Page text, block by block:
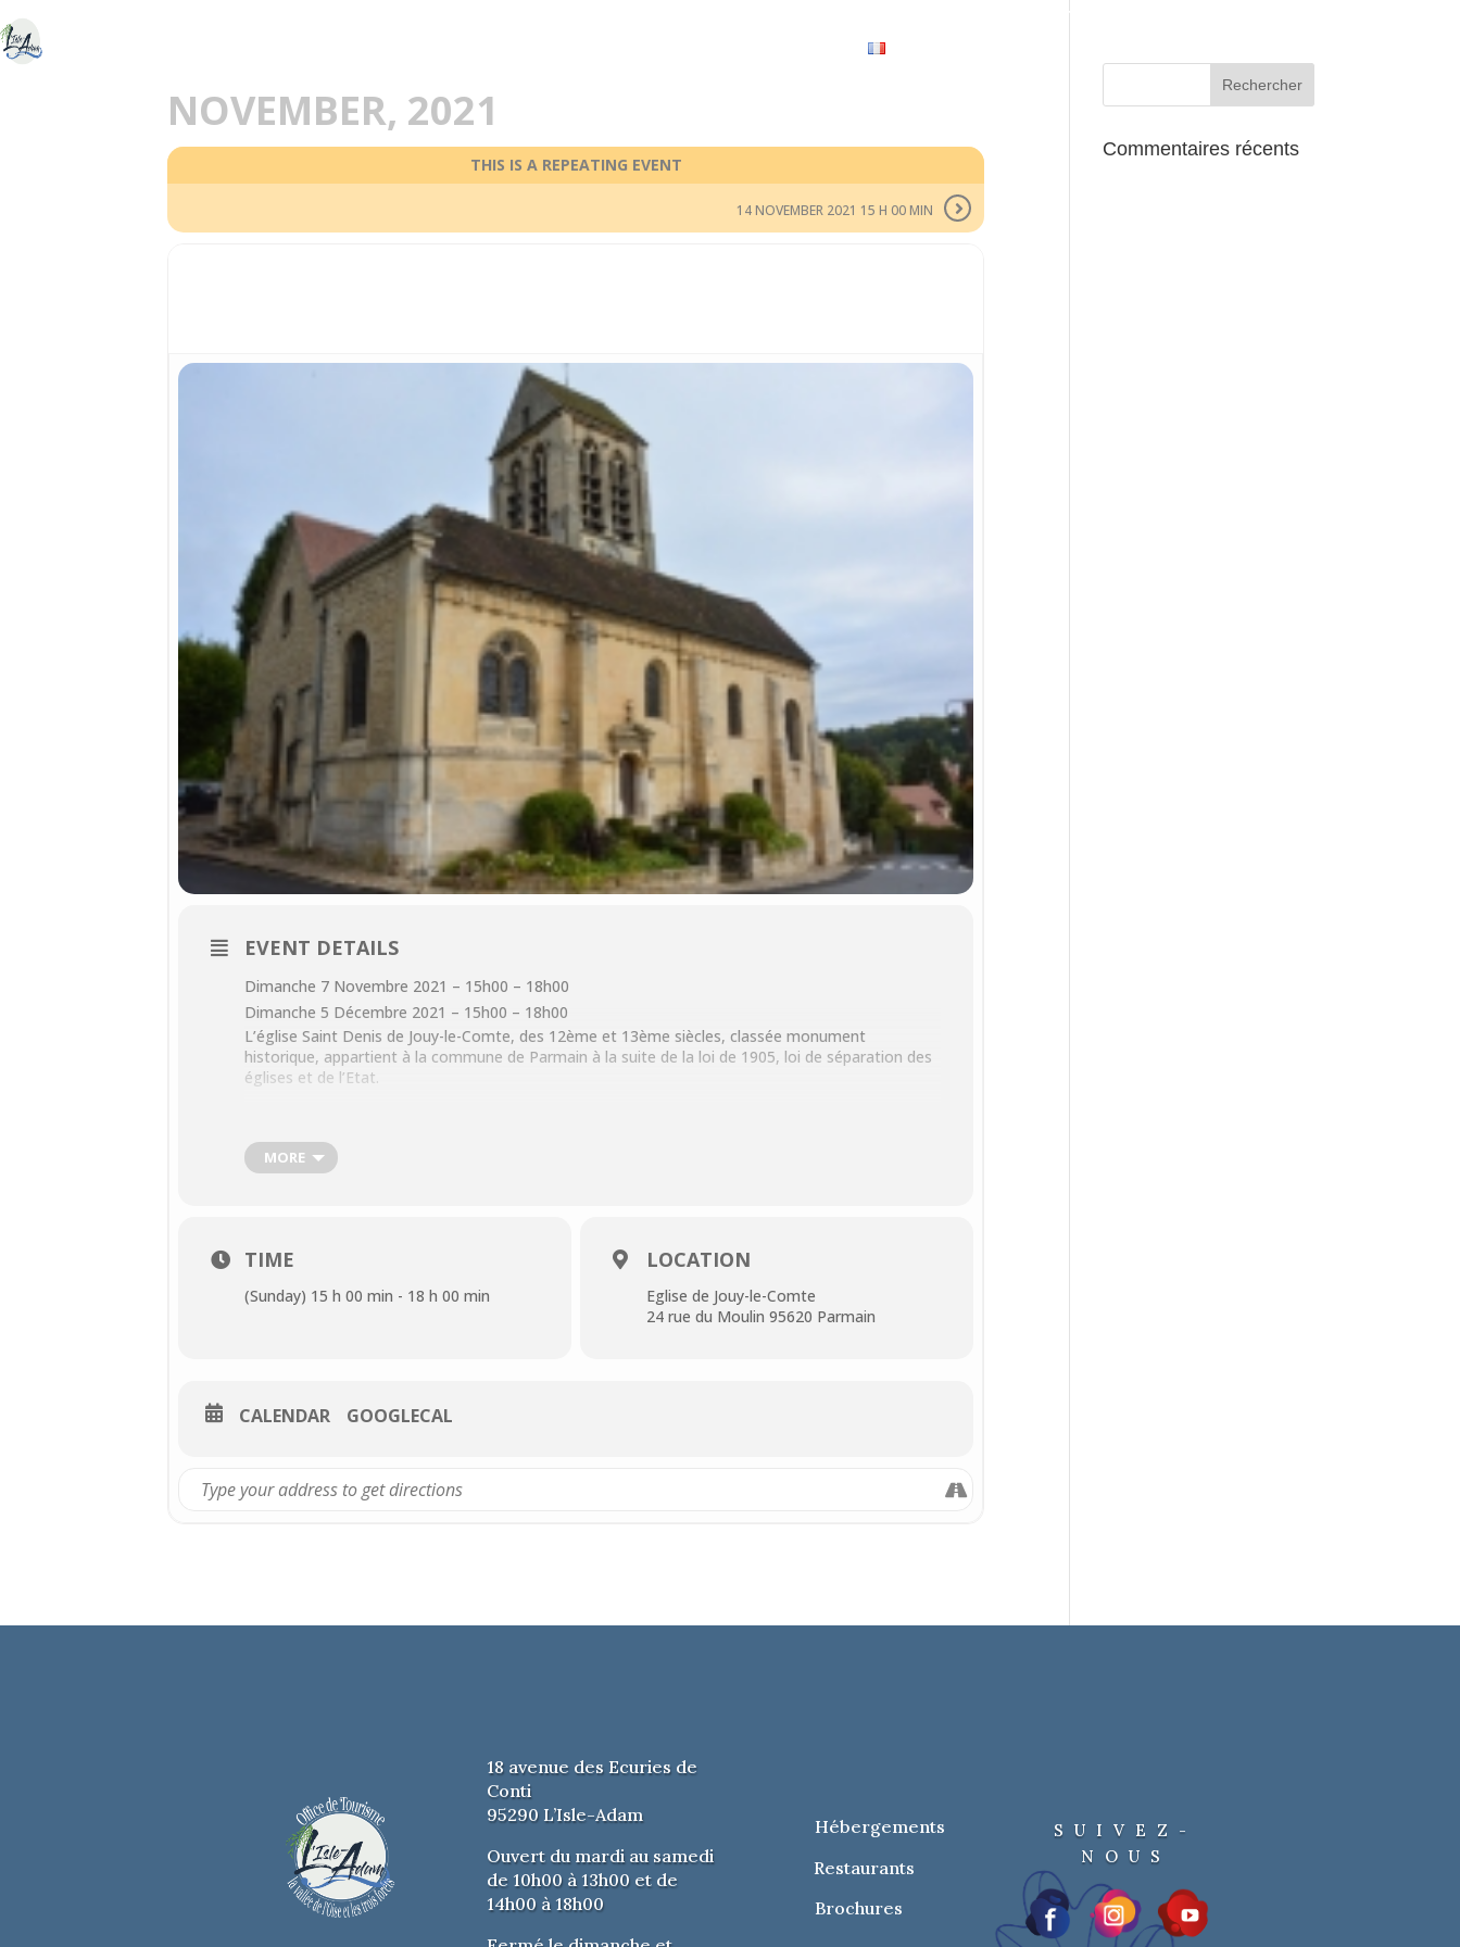
AUX ALENTOURS
NOVEMBER, 2021
THIS IS A REPEATING EVENT
14 NOVEMBER 2021 15 H 00 MIN
EVENT DETAILS
Dimanche 7 Novembre 2021 – 15h00 – 18h00
Dimanche 5 Décembre 2021 – 15h00 – 18h00
L’église Saint Denis de Jouy-le-Comte, des 12ème et 13ème siècles, classée monument
historique, appartient à la commune de Parmain à la suite de la loi de 1905, loi de séparation des
églises et de l’Etat.
Les visites, organisées par l’AREJ, se déroulent de 15 h à 18 h.
MORE
TIME
(Sunday) 15 h 00 min - 18 h 00 min
LOCATION
Eglise de Jouy-le-Comte
24 rue du Moulin 95620 Parmain
CALENDAR GOOGLECAL
Commentaires récents
18 avenue des Ecuries de
Conti
95290 L’Isle-Adam
Ouvert du mardi au samedi
de 10h00 à 13h00 et de
14h00 à 18h00
Hébergements
Restaurants
Brochures
SUIVEZ-
NOUS